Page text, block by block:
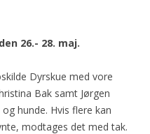
26.- 28. maj.
Dyrskue med vore
Bak samt Jørgen
hunde. Hvis flere kan
modtages det med tak.